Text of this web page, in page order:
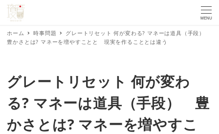
MENU
ホーム 時事問題
グレートリセット 何が変わる? マネーは道具（手段）
豊かさとは? マネーを増やすことと 現実を作ることとは違う
グレートリセット 何が変わ
る? マネーは道具（手段） 豊
かさとは? マネーを増やすこ